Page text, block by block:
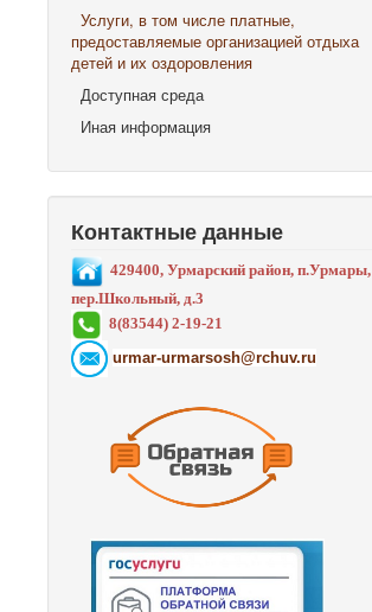
Услуги, в том числе платные,
предоставляемые организацией отдыха
детей и их оздоровления
Доступная среда
Иная информация
Контактные данные
429400, Урмарский район, п.Урмары,
пер.Школьный, д.3
8(83544) 2-19-21
urmar-urmarsosh@rchuv.ru